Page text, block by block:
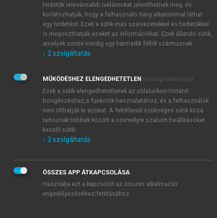
JELSZÓ ÚJRA
Kérek értesítést a MeRSZ újdonságairól, akcióiról.
Kérek értesítést az Akadémiai Kiadó Zrt. újdonságairól,
Adatkezelési tájékoztatóbanfoglaltakat tudomásul
veszem és elfogadom.
Általános vásárlási feltételeket, valamint a szotar.netés a
mersz.huoldalak licencszerződéseiben foglaltakat
tudomásul veszem és elfogadom.
KIPRÓBÁLOM
hirdetők relevánsabb reklámokat jeleníthetnek meg, és
korlátozhatják, hogy a felhasználó hány alkalommal láthat
egy hirdetést. Ezek a sütik más szervezetekkel és hirdetőkkel
is megoszthatják ezeket az információkat. Ezek állandó sütik,
amelyek szinte mindig egy harmadik féltől származnak.
↓ 2 szolgáltatás
MŰKÖDÉSHEZ ELENGEDHETETLEN (mindig szükséges)
Ezek a sütik elengedhetetlenek az oldalunkon történő
böngészéshez,a funkciók használatához, és a felhasználók
nem tilthatják le azokat. A feltétlenül szükséges sütik közé
tartoznak többek között a személyre szabott beállításokat
kezelő sütik.
↓ 3 szolgáltatás
ÖSSZES APP ÁTKAPCSOLÁSA
Használja ezt a kapcsolót az összes alkalmazás
engedélyezéséhez/letiltásához.